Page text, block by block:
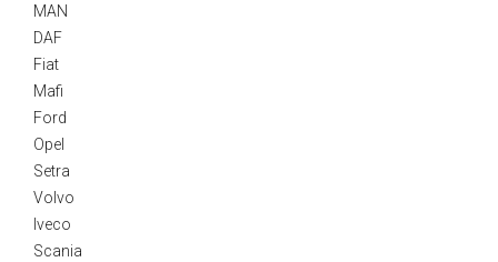
MAN
DAF
Fiat
Mafi
Ford
Opel
Setra
Volvo
Iveco
Scania